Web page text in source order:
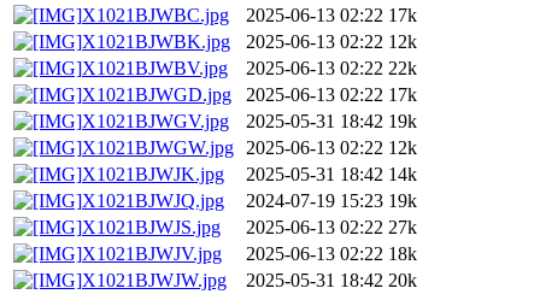
X1021BJWBC.jpg
2025-06-13 02:22 17k
X1021BJWBK.jpg
2025-06-13 02:22 12k
X1021BJWBV.jpg
2025-06-13 02:22 22k
X1021BJWGD.jpg
2025-06-13 02:22 17k
X1021BJWGV.jpg
2025-05-31 18:42 19k
X1021BJWGW.jpg
2025-06-13 02:22 12k
X1021BJWJK.jpg
2025-05-31 18:42 14k
X1021BJWJQ.jpg
2024-07-19 15:23 19k
X1021BJWJS.jpg
2025-06-13 02:22 27k
X1021BJWJV.jpg
2025-06-13 02:22 18k
X1021BJWJW.jpg
2025-05-31 18:42 20k